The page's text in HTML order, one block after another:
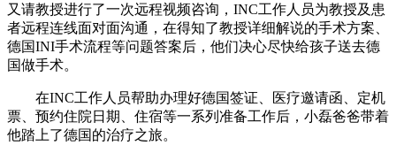
又请教授进行了一次远程视频咨询，INC工作人员为教授及患
者远程连线面对面沟通，在得知了教授详细解说的手术方案、
德国INI手术流程等问题答案后，他们决心尽快给孩子送去德
国做手术。
在INC工作人员帮助办理好德国签证、医疗邀请函、定机
票、预约住院日期、住宿等一系列准备工作后，小磊爸爸带着
他踏上了德国的治疗之旅。